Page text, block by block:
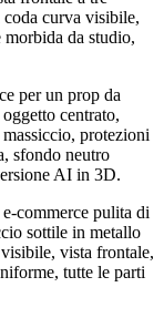
curva visibile,
da studio,
per un prop da
centrato,
protezioni
sfondo neutro
AI in 3D.
commerce pulita di
sottile in metallo
vista frontale,
tutte le parti